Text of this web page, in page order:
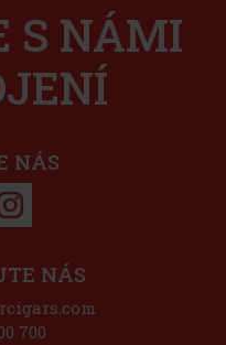
Sleva: 21%
S NÁMI
NÁS
NÁS
700